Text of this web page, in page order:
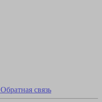
Обратная связь